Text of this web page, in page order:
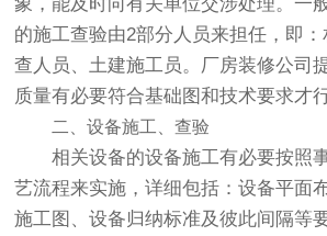
象，能及时向有关单位交涉处理。一
的施工查验由2部分人员来担任，即
查人员、土建施工员。厂房装修公司
质量有必要符合基础图和技术要求才行
二、设备施工、查验
相关设备的设备施工有必要按照
艺流程来实施，详细包括：设备平面
施工图、设备归纳标准及彼此间隔等